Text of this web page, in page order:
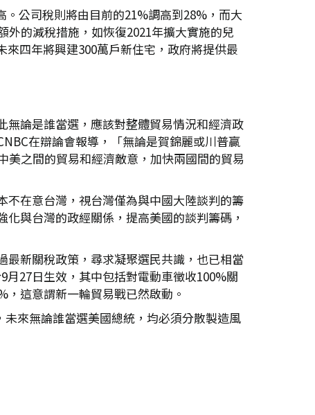
公司稅則將由目前的21%調高到28%，而大
的減稅措施，如恢復2021年擴大實施的兒
四年將興建300萬戶新住宅，政府將提供最
論是誰當選，應該對整體貿易情況和經濟政
在辯論會報導，「無論是賀錦麗或川普贏
美之間的貿易和經濟敵意，加快兩國間的貿易
在意台灣，視台灣僅為與中國大陸談判的籌
與台灣的政經關係，提高美國的談判籌碼，
新關稅政策，尋求凝聚選民共識，也已相當
27日生效，其中包括對電動車徵收100%關
這意謂新一輪貿易戰已然啟動。
來無論誰當選美國總統，均必須分散製造風